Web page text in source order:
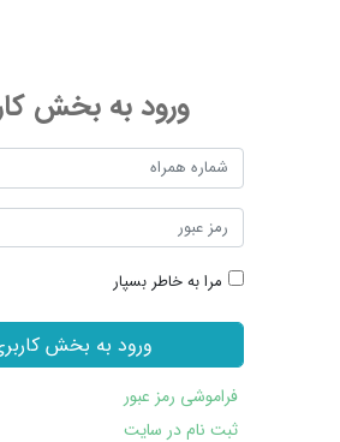
ورود به بخش
مرا به خاطر بسپار
ورود به بخش
فراموشی رمز عبور
ثبت نام در سایت